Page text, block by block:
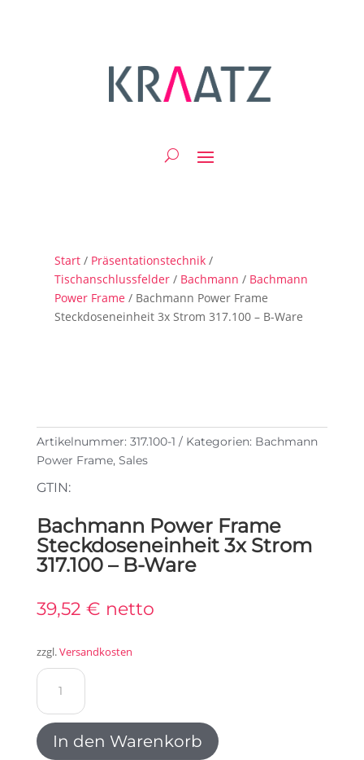
Start / Präsentationstechnik /
Tischanschlussfelder / Bachmann / Bachmann
Power Frame / Bachmann Power Frame
Steckdoseneinheit 3x Strom 317.100 – B-Ware
Artikelnummer: 317.100-1 Kategorien: Bachmann
Power Frame, Sales
GTIN:
Bachmann Power Frame
Steckdoseneinheit 3x Strom
317.100 – B-Ware
39,52 € netto
zzgl.Versandkosten
Bachmann
Power
Frame
Steckdoseneinheit
3x
In den Warenkorb